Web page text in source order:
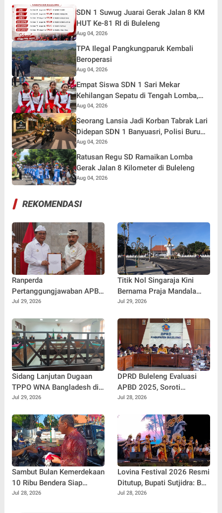
SDN 1 Suwug Juarai Gerak Jalan 8 KM
HUT Ke-81 RI di Buleleng
Aug 04, 2026
TPA Ilegal Pangkungparuk Kembali
Beroperasi
Aug 04, 2026
Empat Siswa SDN 1 Sari Mekar
Kehilangan Sepatu di Tengah Lomba,
Tetap Tempuh 7 Kilometer Demi Merah
Putih
Aug 04, 2026
Seorang Lansia Jadi Korban Tabrak Lari
Didepan SDN 1 Banyuasri, Polisi Buru
Pengendara
Aug 04, 2026
Ratusan Regu SD Ramaikan Lomba
Gerak Jalan 8 Kilometer di Buleleng
Aug 04, 2026
REKOMENDASI
Ranperda
Pertanggungjawaban APBD
2025 Disepakati, Siap
Jul 29, 2026
Titik Nol Singaraja Kini
Bernama Praja Mandala
Singa Ambara Raja, Perkuat
Jul 29, 2026
Sidang Lanjutan Dugaan
TPPO WNA Bangladesh di
PN Singaraja, Muncul
dengan BAP
Jul 29, 2026
DPRD Buleleng Evaluasi
APBD 2025, Soroti
Besarnya SiLPA dan Dorong
Jul 28, 2026
Sambut Bulan Kemerdekaan
10 Ribu Bendera Siap
Dibagikan
Jul 28, 2026
Lovina Festival 2026 Resmi
Ditutup, Bupati Sutjidra: Bali
Utara Siap Menjadi
Jul 28, 2026